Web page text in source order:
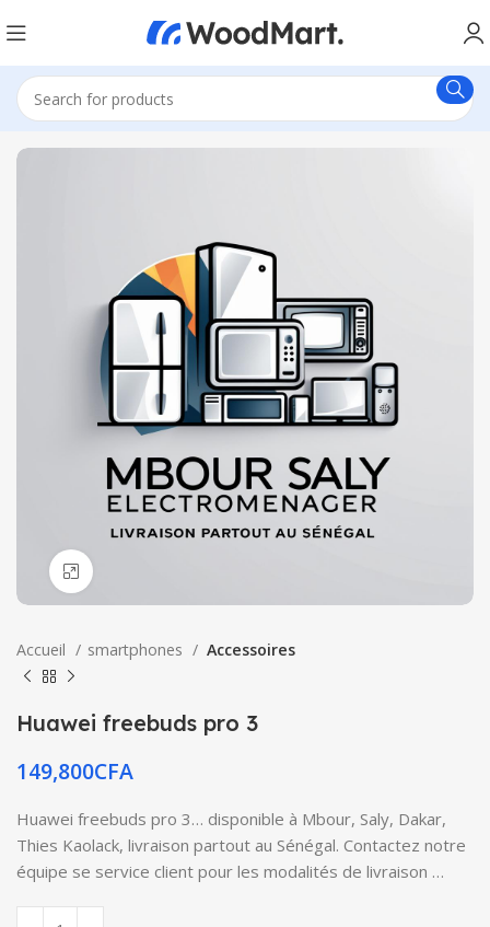
Accueil smartphones Accessoires
Huawei freebuds pro 3
149,800CFA
Huawei freebuds pro 3… disponible à Mbour, Saly, Dakar,
Thies Kaolack, livraison partout au Sénégal. Contactez notre
équipe se service client pour les modalités de livraison …